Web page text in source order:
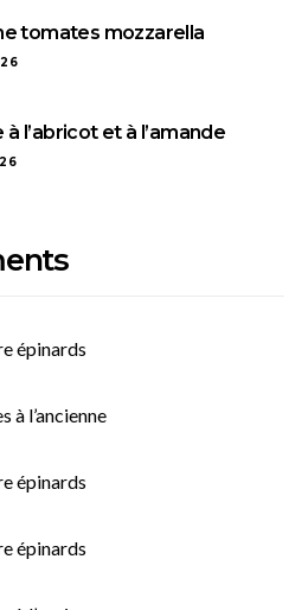
tomates mozzarella
à l’abricot et à l’amande
épinards
à l’ancienne
épinards
épinards